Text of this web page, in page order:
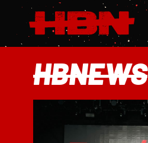
HBNEWS